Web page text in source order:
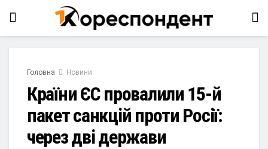
Головна Новини
Країни ЄС провалили 15-й
пакет санкцій проти Росії:
через дві держави